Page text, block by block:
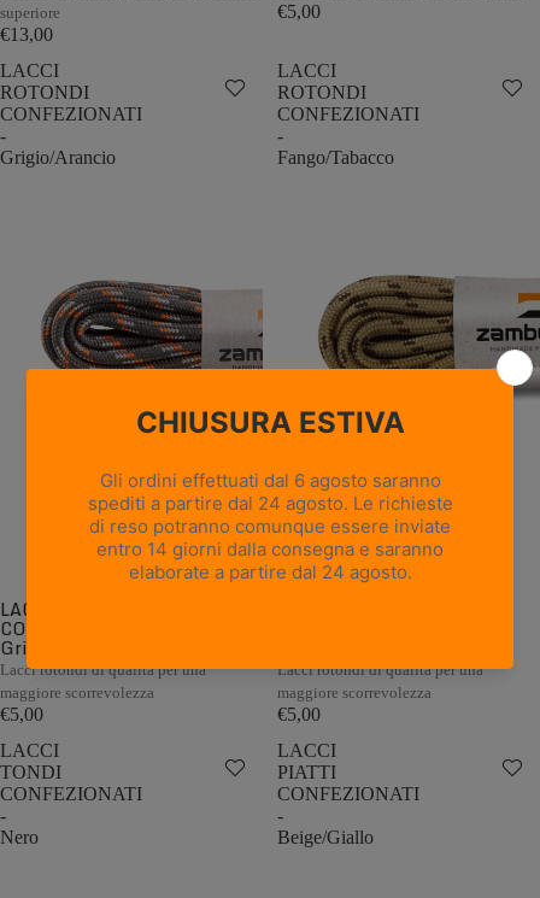
superiore
€13,00
€5,00
LACCI
ROTONDI
CONFEZIONATI
-
Grigio/Arancio
LACCI ROTONDI
CONFEZIONATI -
Grigio/Arancio
Lacci rotondi di qualità per una
maggiore scorrevolezza
€5,00
LACCI
ROTONDI
CONFEZIONATI
-
Fango/Tabacco
Lacci rotondi di qualità per una
maggiore scorrevolezza
€5,00
LACCI
TONDI
CONFEZIONATI
-
Nero
LACCI
PIATTI
CONFEZIONATI
-
Beige/Giallo